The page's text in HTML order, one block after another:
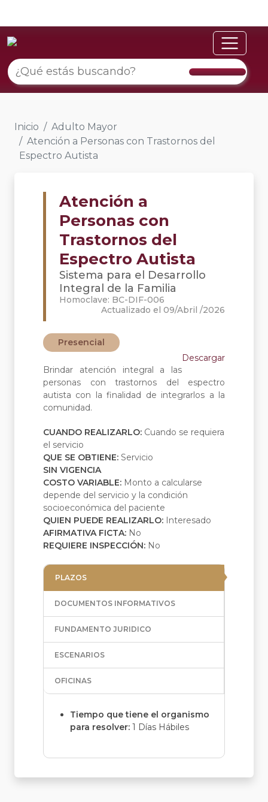
Inicio
Adulto Mayor
Atención a Personas con Trastornos del
Espectro Autista
Atención a
Personas con
Trastornos del
Espectro Autista
Sistema para el Desarrollo
Integral de la Familia
Homoclave: BC-DIF-006
Actualizado el 09/Abril /2026
Presencial
Descargar
Brindar atención integral a las
personas con trastornos del espectro
autista con la finalidad de integrarlos a la
comunidad.
CUANDO REALIZARLO: Cuando se requiera
el servicio
QUE SE OBTIENE: Servicio
SIN VIGENCIA
COSTO VARIABLE: Monto a calcularse
depende del servicio y la condición
socioeconómica del paciente
QUIEN PUEDE REALIZARLO: Interesado
AFIRMATIVA FICTA: No
REQUIERE INSPECCIÓN: No
PLAZOS
DOCUMENTOS INFORMATIVOS
FUNDAMENTO JURIDICO
ESCENARIOS
OFICINAS
Tiempo que tiene el organismo
para resolver: 1 Días Hábiles